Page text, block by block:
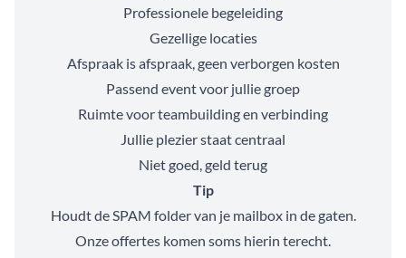
Professionele begeleiding
Gezellige locaties
Afspraak is afspraak, geen verborgen kosten
Passend event voor jullie groep
Ruimte voor teambuilding en verbinding
Jullie plezier staat centraal
Niet goed, geld terug
Tip
Houdt de SPAM folder van je mailbox in de gaten.
Onze offertes komen soms hierin terecht.